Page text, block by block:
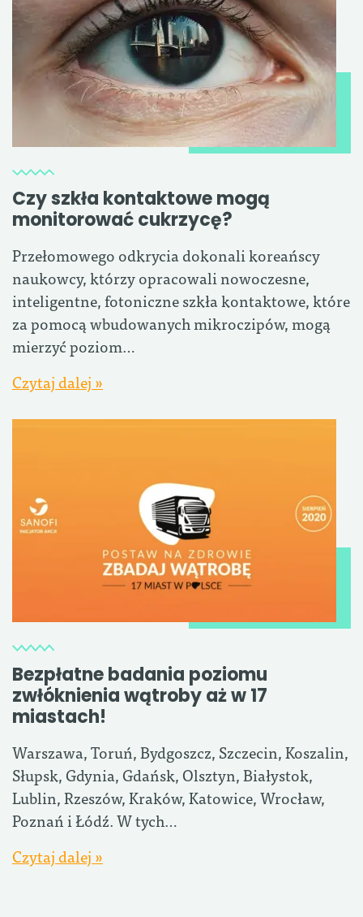
Czy szkła kontaktowe mogą
monitorować cukrzycę?
Przełomowego odkrycia dokonali koreańscy
naukowcy, którzy opracowali nowoczesne,
inteligentne, fotoniczne szkła kontaktowe, które
za pomocą wbudowanych mikroczipów, mogą
mierzyć poziom…
Czytaj dalej »
Bezpłatne badania poziomu
zwłóknienia wątroby aż w 17
miastach!
Warszawa, Toruń, Bydgoszcz, Szczecin, Koszalin,
Słupsk, Gdynia, Gdańsk, Olsztyn, Białystok,
Lublin, Rzeszów, Kraków, Katowice, Wrocław,
Poznań i Łódź. W tych…
Czytaj dalej »